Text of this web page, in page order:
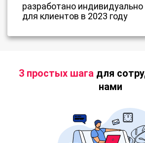
разработано индивидуально
для клиентов в 2023 году
3 простых шагадля
нами